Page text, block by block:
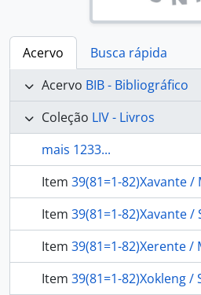
Acervo
Busca rápida
Acervo BIB - Bibliográfico
Coleção LIV - Livros
mais 1233...
Item 39(81=1-82)Xavante / M466s
Item 39(81=1-82)Xavante / S864n / 1986 - Nomes e
Item 39(81=1-82)Xerente / M451s /
Item 39(81=1-82)Xokleng / S237i / 1973 - Índios e brancos